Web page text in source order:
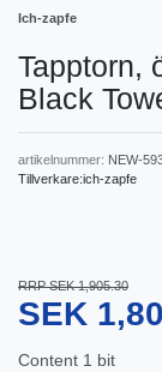
Ich-zapfe
Tapptorn,
Black
artikelnummer: NEW-
Tillverkare:ich-zapfe
RRP SEK 1,905.30
SEK
Content 1 bit